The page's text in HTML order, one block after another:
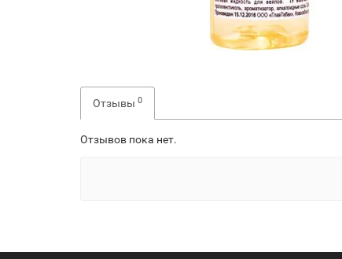
Отзывы 0
Отзывов пока нет.